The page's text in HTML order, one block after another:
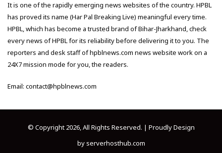
It is one of the rapidly emerging news websites of the country. HPBL
has proved its name (Har Pal Breaking Live) meaningful every time.
HPBL, which has become a trusted brand of Bihar-Jharkhand, check
every news of HPBL for its reliability before delivering it to you. The
reporters and desk staff of hpblnews.com news website work on a
24X7 mission mode for you, the readers.
Email: contact@hpblnews.com
© Copyright 2026, All Rights Reserved. | Proudly Design
byserverhosthub.com